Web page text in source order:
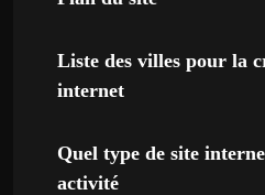
Liste des villes pour la
internet
Quel type de site
activité